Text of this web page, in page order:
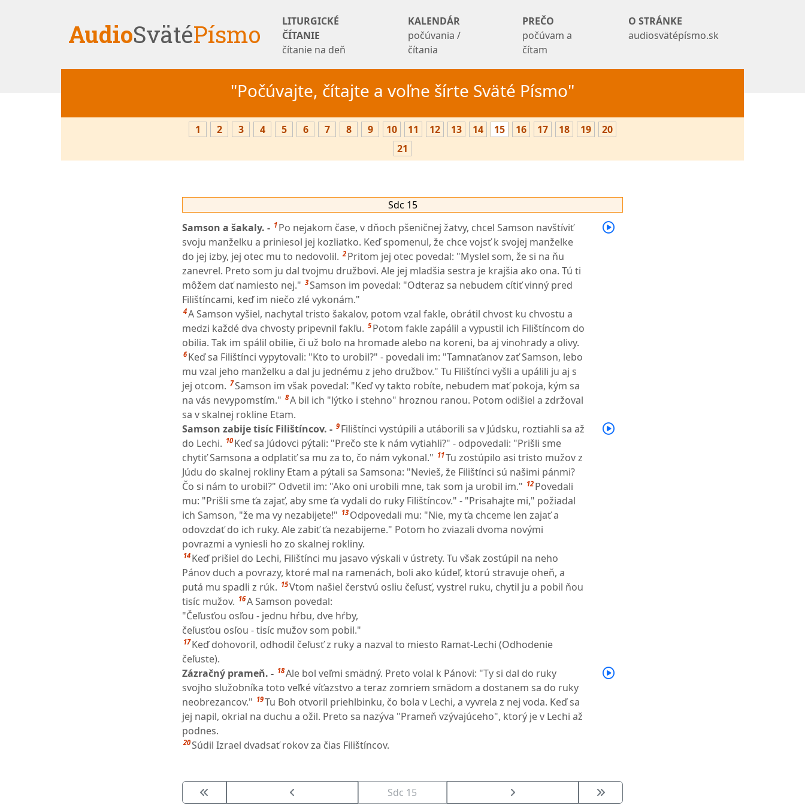
AudioSvätéPísmo
LITURGICKÉ
ČÍTANIE
čítanie na deň
KALENDÁR
počúvania /
čítania
PREČO
počúvam a
čítam
O STRÁNKE
audiosvätépísmo.sk
"Počúvajte, čítajte a voľne šírte Sväté Písmo"
1 2 3 4 5 6 7 8 9 10 11 12 13 14 15 16 17 18 19
20
21
Sdc 15
Samson a šakaly. - 1 Po nejakom čase, v dňoch pšeničnej žatvy, chcel Samson navštíviť
svoju manželku a priniesol jej kozliatko. Keď spomenul, že chce vojsť k svojej manželke
do jej izby, jej otec mu to nedovolil. 2 Pritom jej otec povedal: "Myslel som, že si na ňu
zanevrel. Preto som ju dal tvojmu družbovi. Ale jej mladšia sestra je krajšia ako ona. Tú ti
môžem dať namiesto nej." 3Samson im povedal: "Odteraz sa nebudem cítiť vinný pred
Filištíncami, keď im niečo zlé vykonám."
4A Samson vyšiel, nachytal tristo šakalov, potom vzal fakle, obrátil chvost ku chvostu a
medzi každé dva chvosty pripevnil fakľu. 5 Potom fakle zapálil a vypustil ich Filištíncom do
obilia. Tak im spálil obilie, či už bolo na hromade alebo na koreni, ba aj vinohrady a olivy.
6 Keď sa Filištínci vypytovali: "Kto to urobil?" - povedali im: "Tamnaťanov zať Samson, lebo
mu vzal jeho manželku a dal ju jednému z jeho družbov." Tu Filištínci vyšli a upálili ju aj s
jej otcom. 7Samson im však povedal: "Keď vy takto robíte, nebudem mať pokoja, kým sa
na vás nevypomstím." 8A bil ich "lýtko i stehno" hroznou ranou. Potom odišiel a zdržoval
sa v skalnej rokline Etam.
Samson zabije tisíc Filištíncov. - 9 Filištínci vystúpili a utáborili sa v Júdsku, roztiahli sa až
do Lechi. 10 Keď sa Júdovci pýtali: "Prečo ste k nám vytiahli?" - odpovedali: "Prišli sme
chytiť Samsona a odplatiť sa mu za to, čo nám vykonal." 11Tu zostúpilo asi tristo mužov z
Júdu do skalnej rokliny Etam a pýtali sa Samsona: "Nevieš, že Filištínci sú našimi pánmi?
Čo si nám to urobil?" Odvetil im: "Ako oni urobili mne, tak som ja urobil im." 12 Povedali
mu: "Prišli sme ťa zajať, aby sme ťa vydali do ruky Filištíncov." - "Prisahajte mi," požiadal
ich Samson, "že ma vy nezabijete!" 13 Odpovedali mu: "Nie, my ťa chceme len zajať a
odovzdať do ich ruky. Ale zabiť ťa nezabijeme." Potom ho zviazali dvoma novými
povrazmi a vyniesli ho zo skalnej rokliny.
14 Keď prišiel do Lechi, Filištínci mu jasavo výskali v ústrety. Tu však zostúpil na neho
Pánov duch a povrazy, ktoré mal na ramenách, boli ako kúdeľ, ktorú stravuje oheň, a
putá mu spadli z rúk. 15Vtom našiel čerstvú osliu čeľusť, vystrel ruku, chytil ju a pobil ňou
tisíc mužov. 16A Samson povedal:
"Čeľusťou osľou - jednu hŕbu, dve hŕby,
čeľusťou osľou - tisíc mužov som pobil."
17 Keď dohovoril, odhodil čeľusť z ruky a nazval to miesto Ramat-Lechi (Odhodenie
čeľuste).
Zázračný prameň. - 18Ale bol veľmi smädný. Preto volal k Pánovi: "Ty si dal do ruky
svojho služobníka toto veľké víťazstvo a teraz zomriem smädom a dostanem sa do ruky
neobrezancov." 19Tu Boh otvoril priehlbinku, čo bola v Lechi, a vyvrela z nej voda. Keď sa
jej napil, okrial na duchu a ožil. Preto sa nazýva "Prameň vzývajúceho", ktorý je v Lechi až
podnes.
20Súdil Izrael dvadsať rokov za čias Filištíncov.
Sdc 15